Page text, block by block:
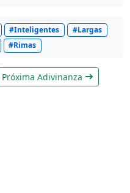
#Inteligentes
#Largas
#Rimas
Próxima Adivinanza